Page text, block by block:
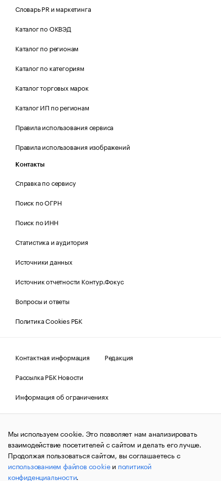
Словарь PR и маркетинга
Каталог по ОКВЭД
Каталог по регионам
Каталог по категориям
Каталог торговых марок
Каталог ИП по регионам
Правила использования сервиса
Правила использования изображений
Контакты
Справка по сервису
Поиск по ОГРН
Поиск по ИНН
Статистика и аудитория
Источники данных
Источник отчетности Контур.Фокус
Вопросы и ответы
Политика Cookies РБК
Контактная информация
Редакция
Рассылка РБК Новости
Информация об ограничениях
Правовая информация
О соблюдении авторских прав
© АО «РОСБИЗНЕСКОНСАЛТИНГ»,1995–2026.Сообщения
и материалы информационного агентства «РБК»
(зарегистрировано Федеральной службой по надзору в сфере
связи, информационных технологий и массовых
коммуникаций (Роскомнадзор) 09.12.2015 за номером ИА
№ФС77-63848) сопровождаются пометкой «РБК». Отдельные
Мы используем cookie. Это позволяет нам анализировать
взаимодействие посетителей с сайтом и делать его лучше.
Продолжая пользоваться сайтом, вы соглашаетесь с
использованием файлов cookieи политикой
конфиденциальности.